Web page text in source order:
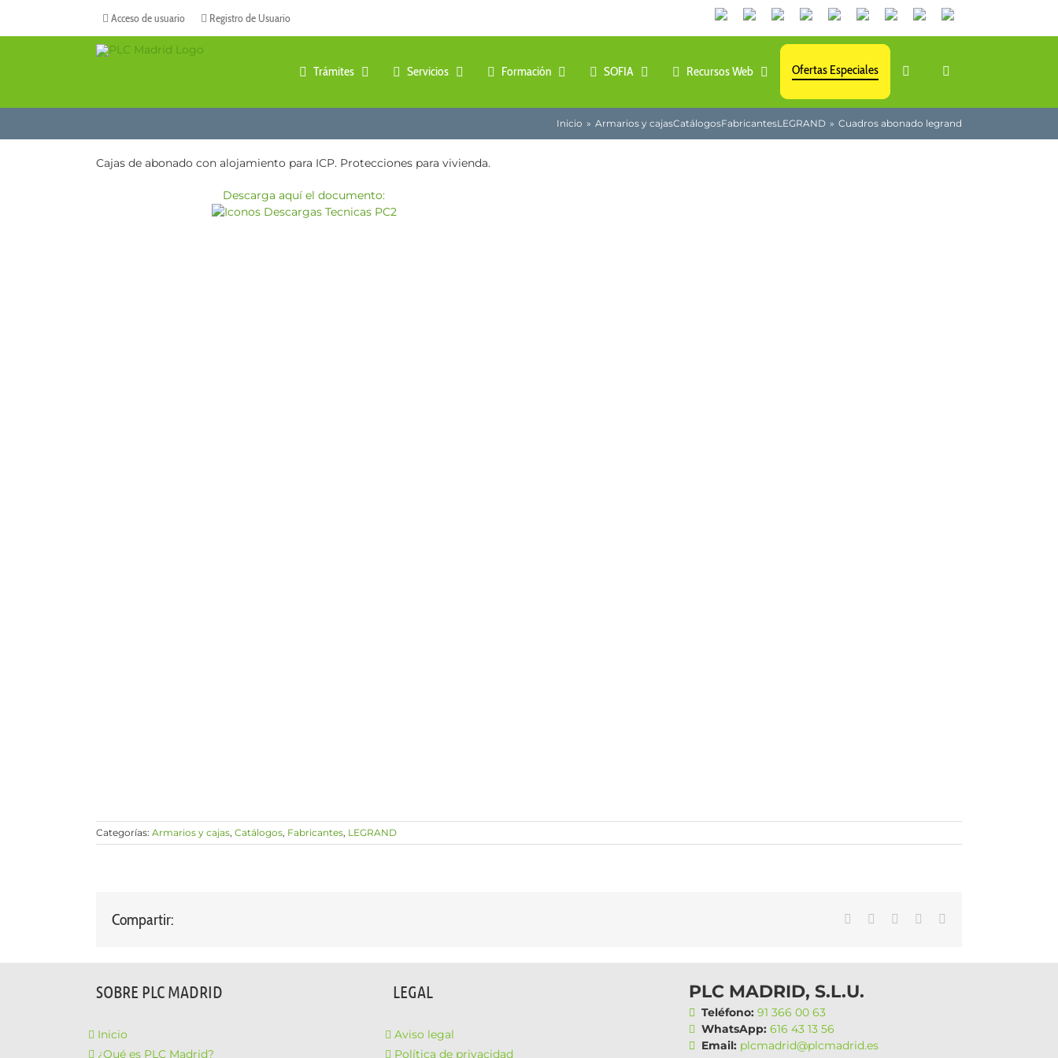
contenido
Acceso de usuario Registro de Usuario
Canales
de
LinkedinYoutubeTiktokFacebookInstagram
X TwitchContacto
Trámites Servicios Formación SOFIA Recursos Web Ofertas Especiales
Inicio Armarios y cajasCatálogosFabricantesLEGRAND Cuadros abonado legrand
Cajas de abonado con alojamiento para ICP. Protecciones para vivienda.
Descarga aquí el documento:
Categorías: Armarios y cajas, Catálogos, Fabricantes, LEGRAND
Compartir: WhatsAppLinkedInFacebook
SOBRE PLC MADRID
Inicio
¿Qué es PLC Madrid?
LEGAL
Aviso legal
Política de privacidad
PLC MADRID, S.L.U.
Teléfono:91 366 00 63
WhatsApp:616 43 13 56
Email: plcmadrid@plcmadrid.es